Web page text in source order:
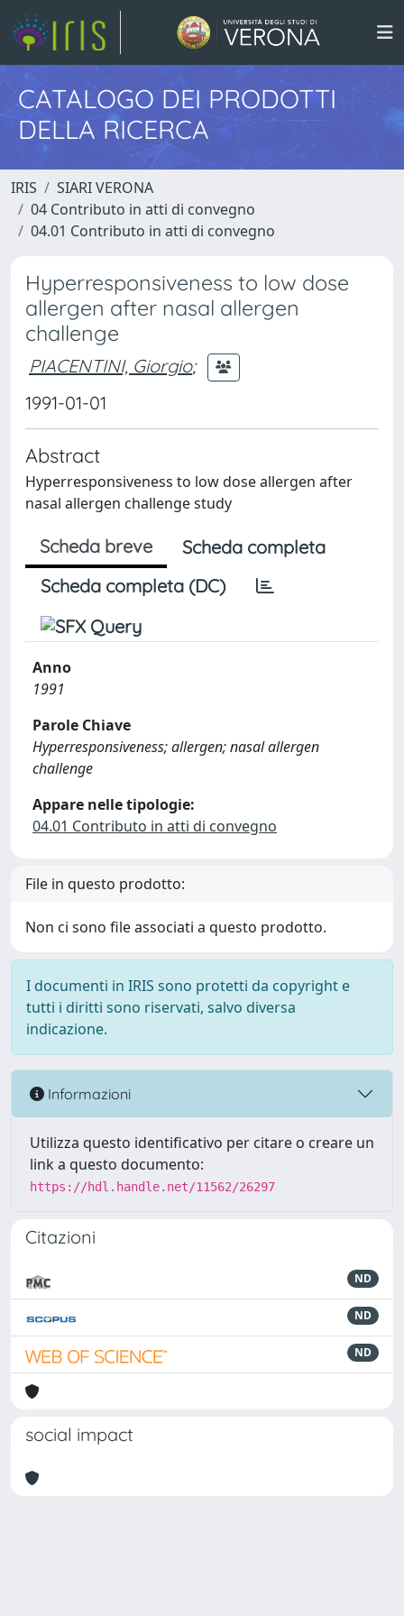
CATALOGO DEI PRODOTTI
DELLA RICERCA
IRIS
SIARI VERONA
04 Contributo in atti di convegno
04.01 Contributo in atti di convegno
Hyperresponsiveness to low dose
allergen after nasal allergen
challenge
PIACENTINI, Giorgio;
1991-01-01
Abstract
Hyperresponsiveness to low dose allergen after
nasal allergen challenge study
Scheda breve
Scheda completa
Scheda completa (DC)
Anno
1991
Parole Chiave
Hyperresponsiveness; allergen; nasal allergen
challenge
Appare nelle tipologie:
04.01 Contributo in atti di convegno
File in questo prodotto:
Non ci sono file associati a questo prodotto.
I documenti in IRIS sono protetti da copyright e
tutti i diritti sono riservati, salvo diversa
indicazione.
Informazioni
Utilizza questo identificativo per citare o creare un
link a questo documento:
https://hdl.handle.net/11562/26297
Citazioni
ND
ND
ND
social impact